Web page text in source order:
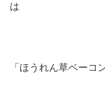
は
「ほうれん草ベー